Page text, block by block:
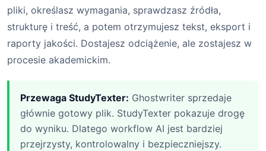
pliki, określasz wymagania, sprawdzasz źródła,
strukturę i treść, a potem otrzymujesz tekst, eksport i
raporty jakości. Dostajesz odciążenie, ale zostajesz w
procesie akademickim.
Przewaga StudyTexter: Ghostwriter sprzedaje
głównie gotowy plik. StudyTexter pokazuje drogę
do wyniku. Dlatego workflow AI jest bardziej
przejrzysty, kontrolowalny i bezpieczniejszy.